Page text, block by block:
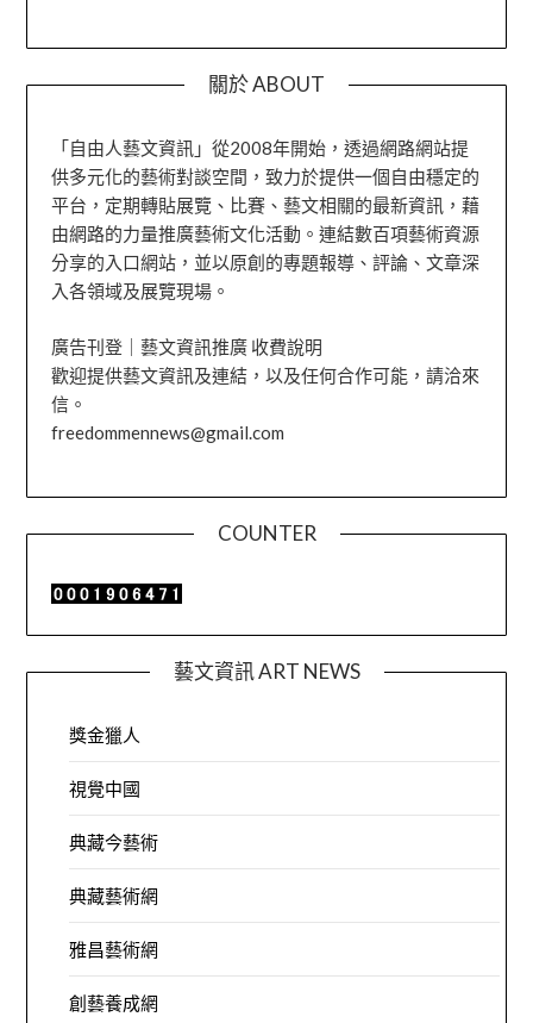
關於 ABOUT
「自由人藝文資訊」從2008年開始，透過網路網站提
供多元化的藝術對談空間，致力於提供一個自由穩定的
平台，定期轉貼展覽、比賽、藝文相關的最新資訊，藉
由網路的力量推廣藝術文化活動。連結數百項藝術資源
分享的入口網站，並以原創的專題報導、評論、文章深
入各領域及展覽現場。
廣告刊登｜藝文資訊推廣 收費說明
歡迎提供藝文資訊及連結，以及任何合作可能，請洽來
信。
freedommennews@gmail.com
COUNTER
藝文資訊 ART NEWS
獎金獵人
視覺中國
典藏今藝術
典藏藝術網
雅昌藝術網
創藝養成網